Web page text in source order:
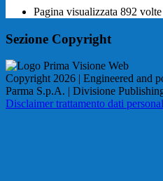
Pagina visualizzata 892 volte
Sezione Copyright
Copyright 2026 | Engineered and
Parma S.p.A. | Divisione
Disclaimer trattamento dati